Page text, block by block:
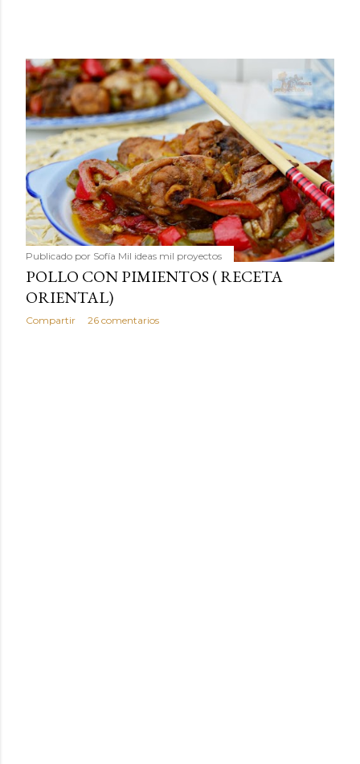
Publicado por Sofía Mil ideas mil proyectos
POLLO CON PIMIENTOS ( RECETA
ORIENTAL)
Compartir 26 comentarios